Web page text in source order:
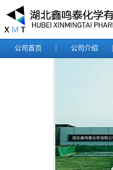
公司首页 公司介绍